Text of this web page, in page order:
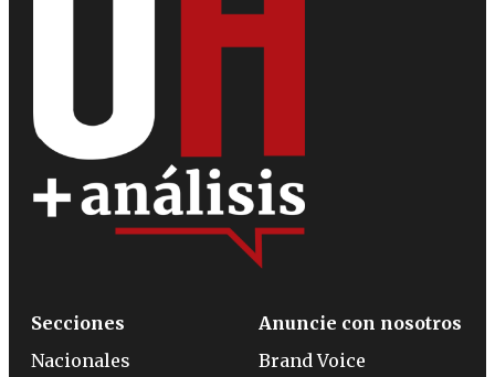
Secciones
Nacionales
Anuncie con nosotros
Brand Voice